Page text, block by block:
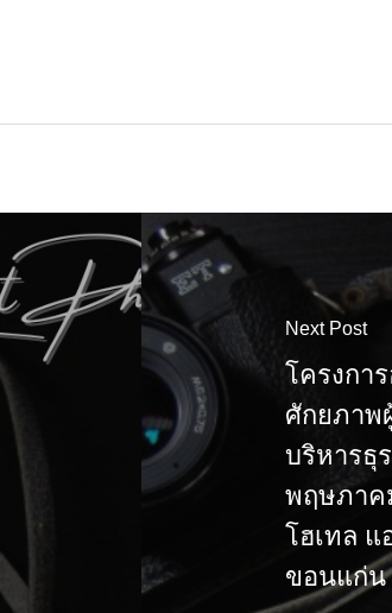
Next Post
โครงกา
ศักยภาพ
บริหารธุ
พฤษภาค
โฮเทล แ
ขอนแก่น